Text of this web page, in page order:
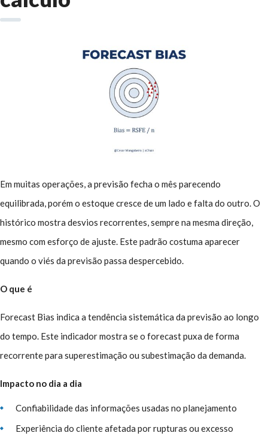
Em muitas operações, a previsão fecha o mês parecendo
equilibrada, porém o estoque cresce de um lado e falta do outro. O
histórico mostra desvios recorrentes, sempre na mesma direção,
mesmo com esforço de ajuste. Este padrão costuma aparecer
quando o viés da previsão passa despercebido.
O que é
Forecast Bias indica a tendência sistemática da previsão ao longo
do tempo. Este indicador mostra se o forecast puxa de forma
recorrente para superestimação ou subestimação da demanda.
Impacto no dia a dia
Confiabilidade das informações usadas no planejamento
Experiência do cliente afetada por rupturas ou excesso